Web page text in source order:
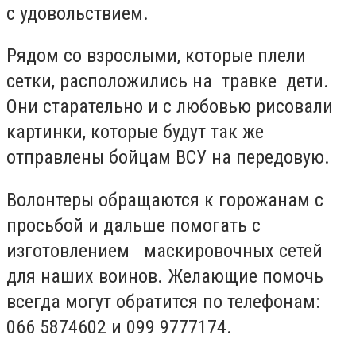
с удовольствием.
Рядом со взрослыми, которые плели
сетки, расположились на травке дети.
Они старательно и с любовью рисовали
картинки, которые будут так же
отправлены бойцам ВСУ на передовую.
Волонтеры обращаются к горожанам с
просьбой и дальше помогать с
изготовлением маскировочных сетей
для наших воинов. Желающие помочь
всегда могут обратится по телефонам:
066 5874602 и 099 9777174.